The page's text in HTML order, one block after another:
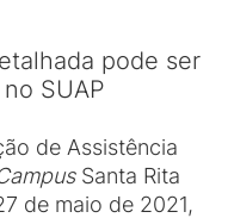
pode ser
SUAP
de Assistência
Santa Rita
de maio de 2021,